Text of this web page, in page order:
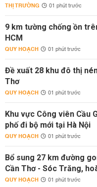
THỊ TRƯỜNG 01 phút trước
9 km tường chống ồn
HCM
QUY HOẠCH 01 phút trước
Đề xuất 28 khu đô thị
Thơ
QUY HOẠCH 01 phút trước
Khu vực Công viên Cầu
phố đi bộ mới tại Hà Nội
QUY HOẠCH 01 phút trước
Bổ sung 27 km đường
Cần Thơ - Sóc Trăng,
QUY HOẠCH 01 phút trước